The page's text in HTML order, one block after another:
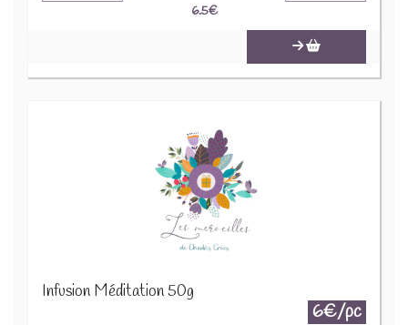
6.5€
Infusion Méditation 50g
6€/pc